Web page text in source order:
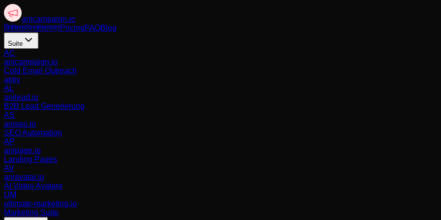
anicampaign.io
विशेषताएंप्रशंसापत्रPricingFAQBlog
Suite
AC
anicampaign.io
Cold Email Outreach
aktiv
AL
anilead.io
B2B Lead Generierung
AS
aniseo.io
SEO Automation
AP
anipage.io
Landing Pages
AV
aniavatar.io
AI Video Avatare
UM
ultimate-marketing.io
Marketing Suite